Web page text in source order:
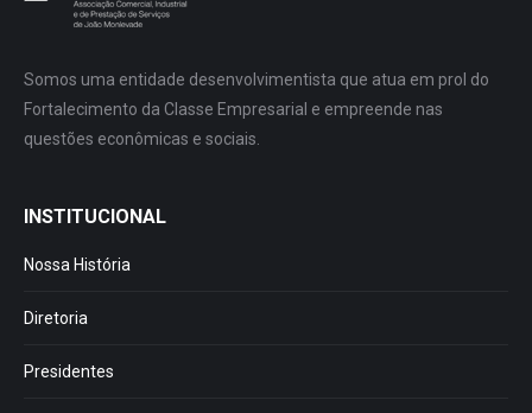
Somos uma entidade desenvolvimentista que atua em prol do
Fortalecimento da Classe Empresarial e empreende nas
questões econômicas e sociais.
INSTITUCIONAL
Nossa História
Diretoria
Presidentes